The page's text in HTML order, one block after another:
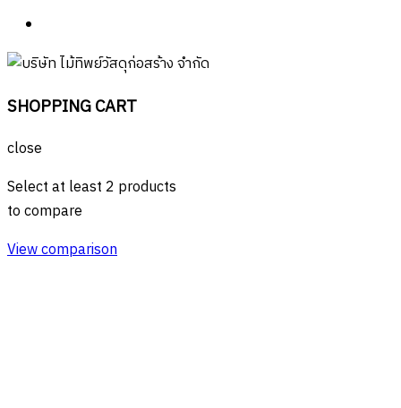
SHOPPING CART
close
Select at least 2 products
to compare
View comparison